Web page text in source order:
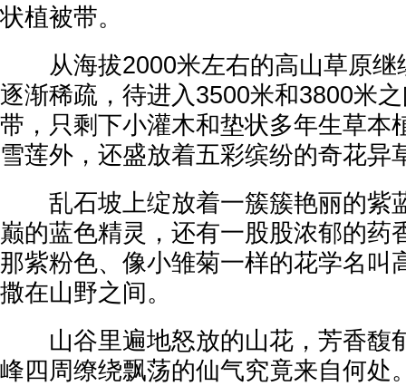
状植被带。
从海拔2000米左右的高山草原继
逐渐稀疏，待进入3500米和3800米
带，只剩下小灌木和垫状多年生草本
雪莲外，还盛放着五彩缤纷的奇花异
乱石坡上绽放着一簇簇艳丽的紫
巅的蓝色精灵，还有一股股浓郁的药
那紫粉色、像小雏菊一样的花学名叫
撒在山野之间。
山谷里遍地怒放的山花，芳香馥
峰四周缭绕飘荡的仙气究竟来自何处